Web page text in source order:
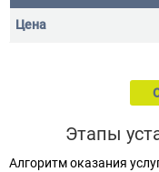
Этапы
Алгоритм оказания